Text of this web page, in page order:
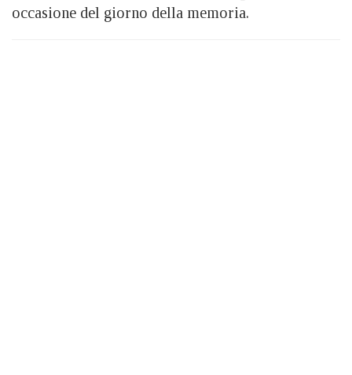
occasione del giorno della memoria.